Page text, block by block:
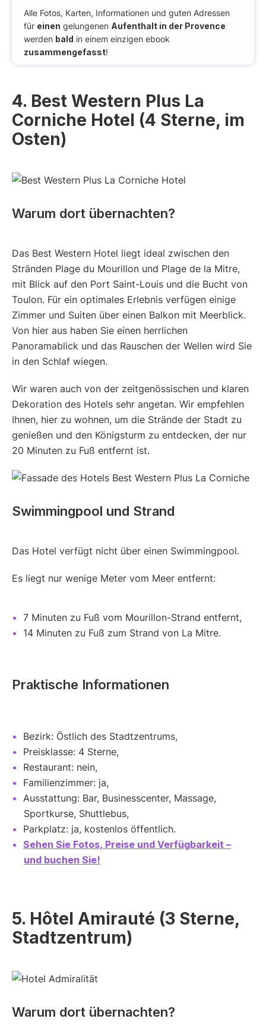
Alle Fotos, Karten, Informationen und guten Adressen
für einen gelungenen Aufenthalt in der Provence
werden bald in einem einzigen ebook
zusammengefasst!
4. Best Western Plus La
Corniche Hotel (4 Sterne, im
Osten)
Warum dort übernachten?
Das Best Western Hotel liegt ideal zwischen den
Stränden Plage du Mourillon und Plage de la Mitre,
mit Blick auf den Port Saint-Louis und die Bucht von
Toulon. Für ein optimales Erlebnis verfügen einige
Zimmer und Suiten über einen Balkon mit Meerblick.
Von hier aus haben Sie einen herrlichen
Panoramablick und das Rauschen der Wellen wird Sie
in den Schlaf wiegen.
Wir waren auch von der zeitgenössischen und klaren
Dekoration des Hotels sehr angetan. Wir empfehlen
Ihnen, hier zu wohnen, um die Strände der Stadt zu
genießen und den Königsturm zu entdecken, der nur
20 Minuten zu Fuß entfernt ist.
Swimmingpool und Strand
Das Hotel verfügt nicht über einen Swimmingpool.
Es liegt nur wenige Meter vom Meer entfernt:
7 Minuten zu Fuß vom Mourillon-Strand entfernt,
14 Minuten zu Fuß zum Strand von La Mitre.
Praktische Informationen
Bezirk: Östlich des Stadtzentrums,
Preisklasse: 4 Sterne,
Restaurant: nein,
Familienzimmer: ja,
Ausstattung: Bar, Businesscenter, Massage,
Sportkurse, Shuttlebus,
Parkplatz: ja, kostenlos öffentlich.
Sehen Sie Fotos, Preise und Verfügbarkeit –
und buchen Sie!
5. Hôtel Amirauté (3 Sterne,
Stadtzentrum)
Warum dort übernachten?